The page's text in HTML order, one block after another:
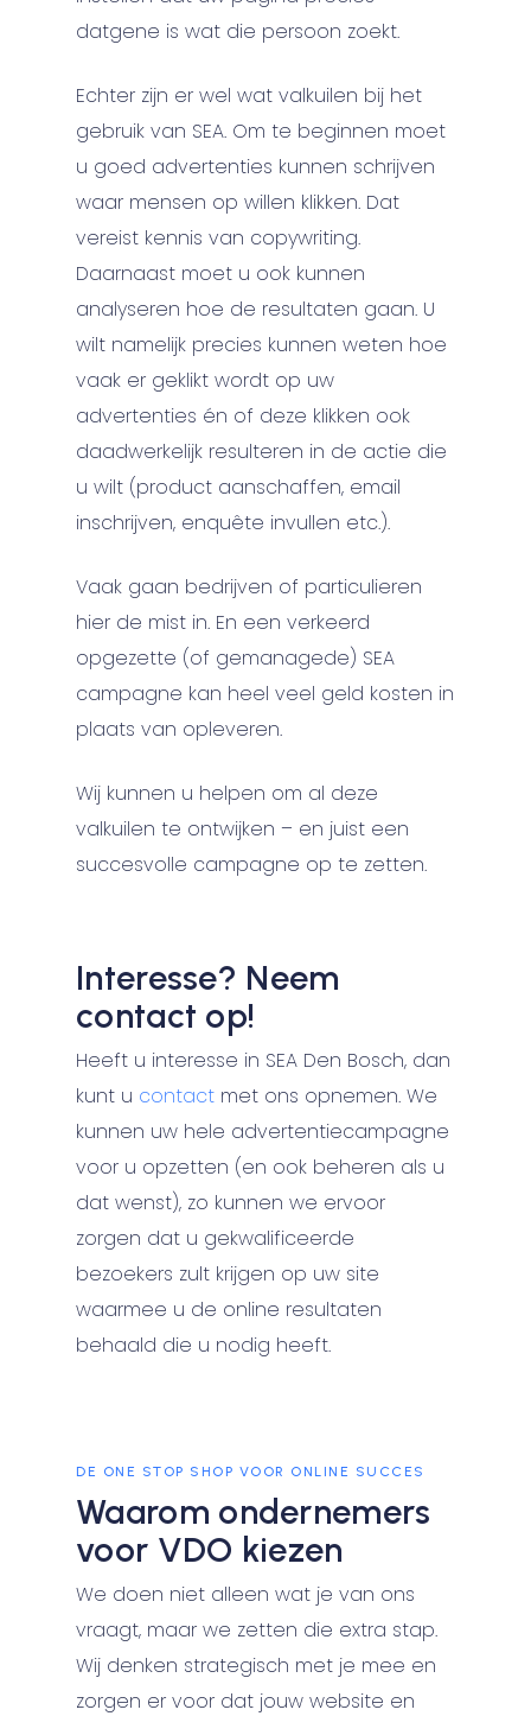
datgene is wat die persoon zoekt.
Echter zijn er wel wat valkuilen bij het
gebruik van SEA. Om te beginnen moet
u goed advertenties kunnen schrijven
waar mensen op willen klikken. Dat
vereist kennis van copywriting.
Daarnaast moet u ook kunnen
analyseren hoe de resultaten gaan. U
wilt namelijk precies kunnen weten hoe
vaak er geklikt wordt op uw
advertenties én of deze klikken ook
daadwerkelijk resulteren in de actie die
u wilt (product aanschaffen, email
inschrijven, enquête invullen etc.).
Vaak gaan bedrijven of particulieren
hier de mist in. En een verkeerd
opgezette (of gemanagede) SEA
campagne kan heel veel geld kosten in
plaats van opleveren.
Wij kunnen u helpen om al deze
valkuilen te ontwijken – en juist een
succesvolle campagne op te zetten.
Interesse? Neem
contact op!
Heeft u interesse in SEA Den Bosch, dan
kunt u contact met ons opnemen. We
kunnen uw hele advertentiecampagne
voor u opzetten (en ook beheren als u
dat wenst), zo kunnen we ervoor
zorgen dat u gekwalificeerde
bezoekers zult krijgen op uw site
waarmee u de online resultaten
behaald die u nodig heeft.
DE ONE STOP SHOP VOOR ONLINE SUCCES
Waarom ondernemers
voor VDO kiezen
We doen niet alleen wat je van ons
vraagt, maar we zetten die extra stap.
Wij denken strategisch met je mee en
zorgen er voor dat jouw website en